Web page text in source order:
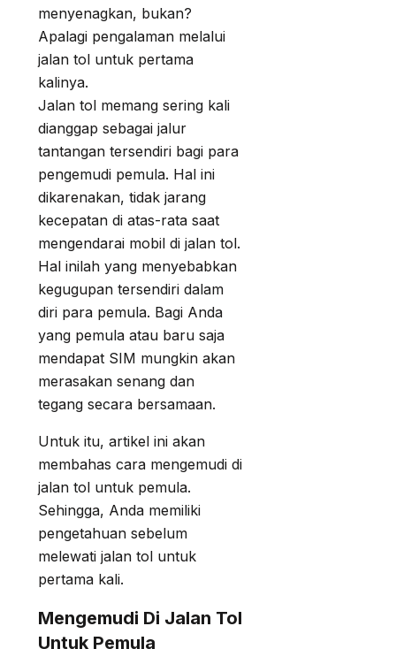
menyenagkan, bukan?
Apalagi pengalaman melalui
jalan tol untuk pertama
kalinya.
Jalan tol memang sering kali
dianggap sebagai jalur
tantangan tersendiri bagi para
pengemudi pemula. Hal ini
dikarenakan, tidak jarang
kecepatan di atas-rata saat
mengendarai mobil di jalan tol.
Hal inilah yang menyebabkan
kegugupan tersendiri dalam
diri para pemula. Bagi Anda
yang pemula atau baru saja
mendapat SIM mungkin akan
merasakan senang dan
tegang secara bersamaan.
Untuk itu, artikel ini akan
membahas cara mengemudi di
jalan tol untuk pemula.
Sehingga, Anda memiliki
pengetahuan sebelum
melewati jalan tol untuk
pertama kali.
Mengemudi Di Jalan Tol
Untuk Pemula